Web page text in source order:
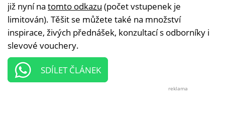
již nyní na tomto odkazu (počet vstupenek je
limitován). Těšit se můžete také na množství
inspirace, živých přednášek, konzultací s odborníky i
slevové vouchery.
SDÍLET ČLÁNEK
reklama